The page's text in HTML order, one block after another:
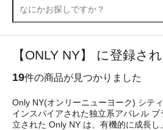
【ONLY NY】 に登録さ
19件の商品が見つかりました
Only NY(オンリーニューヨーク) シテ
インスパイアされた独立系アパレル
立された Only NY は、有機的に成長し